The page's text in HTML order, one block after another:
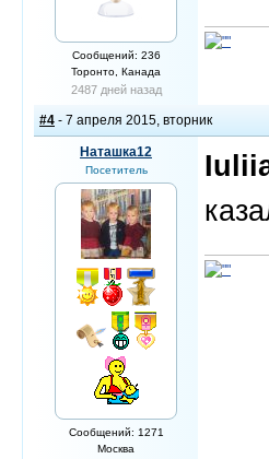
Сообщений: 236
Торонто, Канада
2487 дней назад
#4 - 7 апреля 2015, вторник
Наташка12
Посетитель
Сообщений: 1271
Москва